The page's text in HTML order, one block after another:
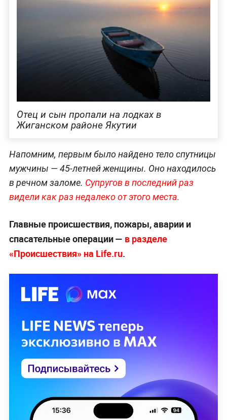
Отец и сын пропали на лодках в
Жиганском районе Якутии
Напомним, первым было найдено тело спутницы
мужчины — 45-летней женщины. Оно находилось
в речном заломе. Супругов в последний раз
видели как раз недалеко от этого места.
Главные происшествия, пожары, аварии и
спасательные операции — в разделе
«Происшествия» на Life.ru.